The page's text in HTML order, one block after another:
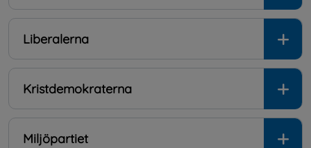
Liberalerna
Kristdemokraterna
Miljöpartiet